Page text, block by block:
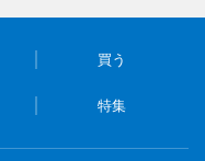
買う
特集